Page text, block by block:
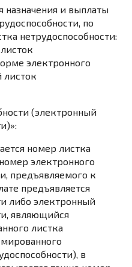
назначения и выплаты
по
нетрудоспособности:
электронного
листок
(электронный
номер листка
электронного
предъявляемого к
предъявляется
либо электронный
являющийся
листка
в